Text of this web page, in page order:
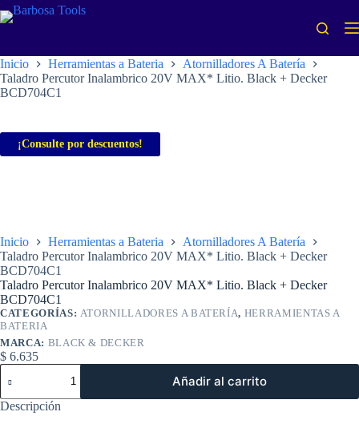
Saltar
al
Inicio Herramientas a Bateria
Atornilladores A Batería
Taladro Percutor Inalambrico 20V MAX* Litio. Black + Decker
BCD704C1
¡Consulte por descuentos!
Inicio Herramientas a Bateria
Atornilladores A Batería
Taladro Percutor Inalambrico 20V MAX* Litio. Black + Decker
BCD704C1
Taladro Percutor Inalambrico 20V MAX* Litio. Black + Decker
BCD704C1
CATEGORÍAS: ATORNILLADORES A BATERÍA, HERRAMIENTAS A
BATERIA
MARCA: BLACK & DECKER
$ 6.635
Taladro
Percutor
Inalambrico
20V
Añadir al carrito
Descripción